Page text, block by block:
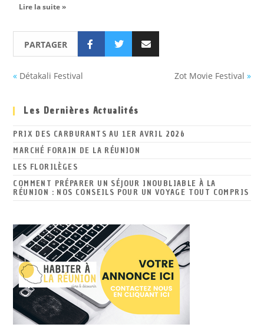
Lire la suite »
PARTAGER
« Détakali Festival Zot Movie Festival »
Les Dernières Actualités
PRIX DES CARBURANTS AU 1ER AVRIL 2026
MARCHÉ FORAIN DE LA RÉUNION
LES FLORILÈGES
COMMENT PRÉPARER UN SÉJOUR INOUBLIABLE À LA
RÉUNION : NOS CONSEILS POUR UN VOYAGE TOUT COMPRIS